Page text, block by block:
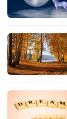
项
视
频
淘
看完上述
去联系卖家处理
推荐阅读
淘宝静默
哪些是淘